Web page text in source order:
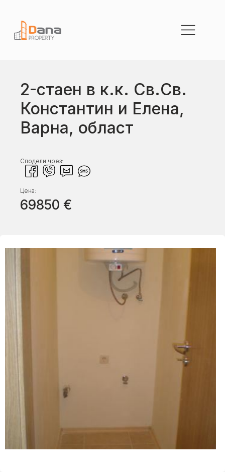
2-стаен в к.к. Св.Св.
Константин и Елена,
Варна, област
Сподели чрез:
Цена:
69850 €